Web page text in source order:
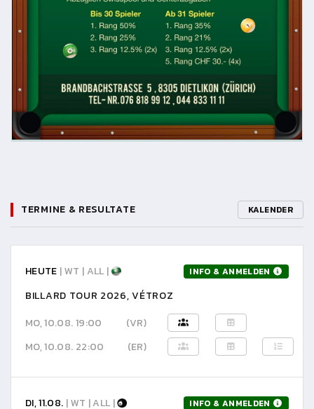
TERMINE & RESULTATE KALENDER
HEUTE | WT | ALL | INFO & ANMELDEN
BILLARD TOUR 2026, VÉTROZ
MO, 10.08. 19:00
(VR)
MO, 10.08. 22:00
(ER)
DI, 11.08. | WT | ALL | INFO & ANMELDEN